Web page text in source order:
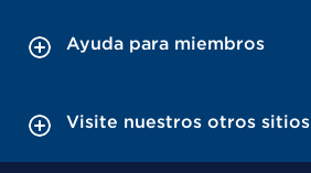
Ayuda para miembros
Visite nuestros otros sitios